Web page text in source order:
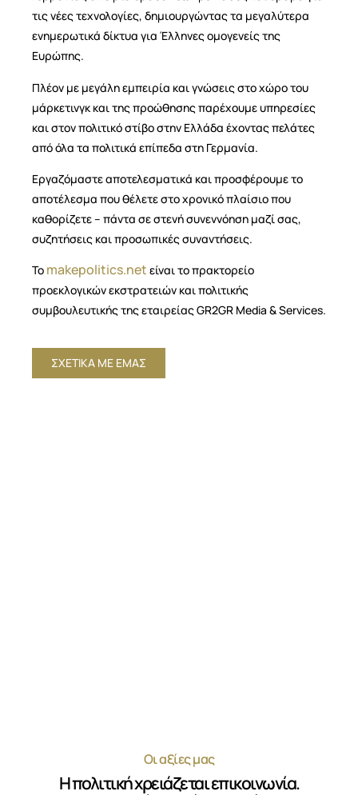
τις νέες τεχνολογίες, δημιουργώντας τα μεγαλύτερα
ενημερωτικά δίκτυα για Έλληνες ομογενείς της
Ευρώπης.
Πλέον με μεγάλη εμπειρία και γνώσεις στο χώρο του
μάρκετινγκ και της προώθησης παρέχουμε υπηρεσίες
και στον πολιτικό στίβο στην Ελλάδα έχοντας πελάτες
από όλα τα πολιτικά επίπεδα στη Γερμανία.
Εργαζόμαστε αποτελεσματικά και προσφέρουμε το
αποτέλεσμα που θέλετε στο χρονικό πλαίσιο που
καθορίζετε – πάντα σε στενή συνεννόηση μαζί σας,
συζητήσεις και προσωπικές συναντήσεις.
Το makepolitics.net είναι το πρακτορείο
προεκλογικών εκστρατειών και πολιτικής
συμβουλευτικής της εταιρείας GR2GR Media & Services.
ΣΧΕΤΙΚΑ ΜΕ ΕΜΑΣ
Οι αξίες μας
Η πολιτική χρειάζεται επικοινωνία.